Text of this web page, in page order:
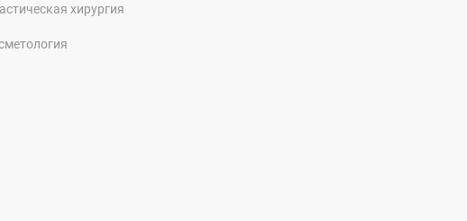
хирургия